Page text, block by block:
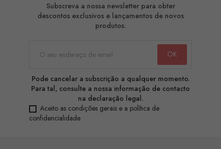
Subscreva a nossa newsletter para obter
descontos exclusivos e lançamentos de novos
produtos.
Pode cancelar a subscrição a qualquer momento.
Para tal, consulte a nossa informação de contacto
na declaração legal.
Aceito as condições gerais e a política de
confidencialidade